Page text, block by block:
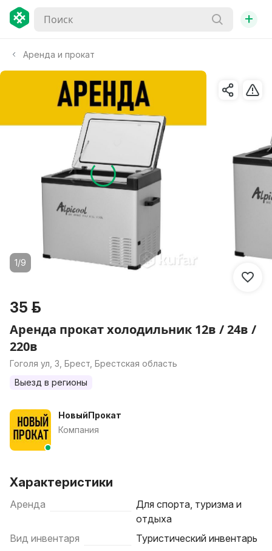
+
Аренда и прокат
1/9
35 р.
Аренда прокат холодильник 12в / 24в /
220в
Гоголя ул, 3, Брест, Брестская область
Выезд в регионы
НовыйПрокат
Компания
Характеристики
Аренда
Для спорта, туризма и
отдыха
Вид инвентаря
Туристический инвентарь